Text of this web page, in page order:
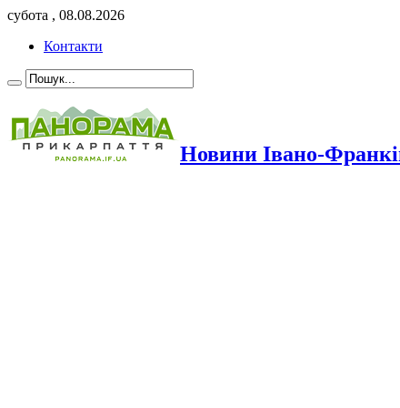
субота , 08.08.2026
Контакти
Новини Івано-